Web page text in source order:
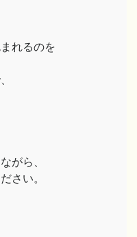
れるのを
がら、
さい。